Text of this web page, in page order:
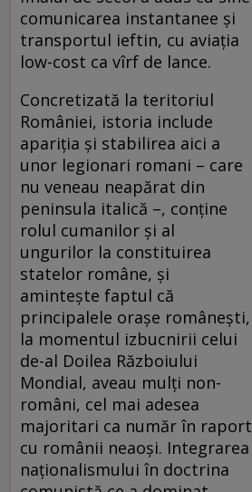
comunicarea instantanee și
transportul ieftin, cu aviația
low-cost ca vîrf de lance.
Concretizată la teritoriul
României, istoria include
apariția și stabilirea aici a
unor legionari romani – care
nu veneau neapărat din
peninsula italică –, conține
rolul cumanilor și al
ungurilor la constituirea
statelor române, și
amintește faptul că
principalele orașe românești,
la momentul izbucnirii celui
de-al Doilea Războiului
Mondial, aveau mulți non-
români, cel mai adesea
majoritari ca număr în raport
cu românii neaoși. Integrarea
naționalismului în doctrina